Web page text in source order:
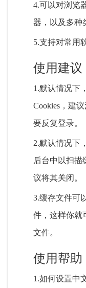
4.可以对浏览
器，以及多种
5.支持对常用
使用建议
1.默认情况下
Cookies，建
要反复登录。
2.默认情况下
后台中以扫描
议将其关闭。
3.缓存文件可
件，这样你就
文件。
使用帮助
1.如何设置中